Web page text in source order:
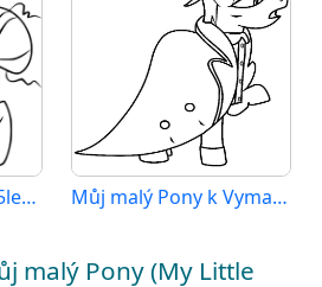
Můj malý Pony pro 5leté Děti Můj malý Pony k Vymalování
malý Pony (My Little